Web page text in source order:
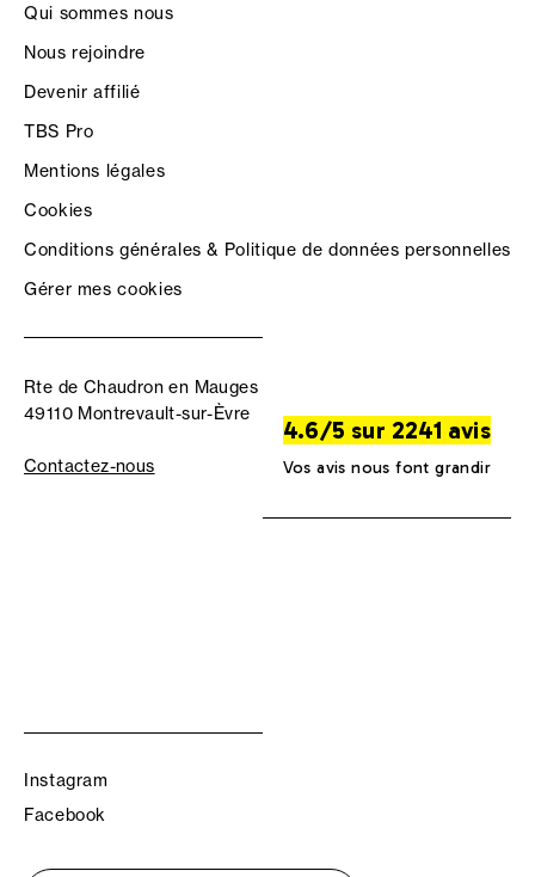
Qui sommes nous
Nous rejoindre
Devenir affilié
TBS Pro
Mentions légales
Cookies
Conditions générales & Politique de données personnelles
Gérer mes cookies
Rte de Chaudron en Mauges
49110 Montrevault-sur-Èvre
Contactez-nous
4.6/5 sur 2241 avis
Vos avis nous font grandir
Instagram
Facebook